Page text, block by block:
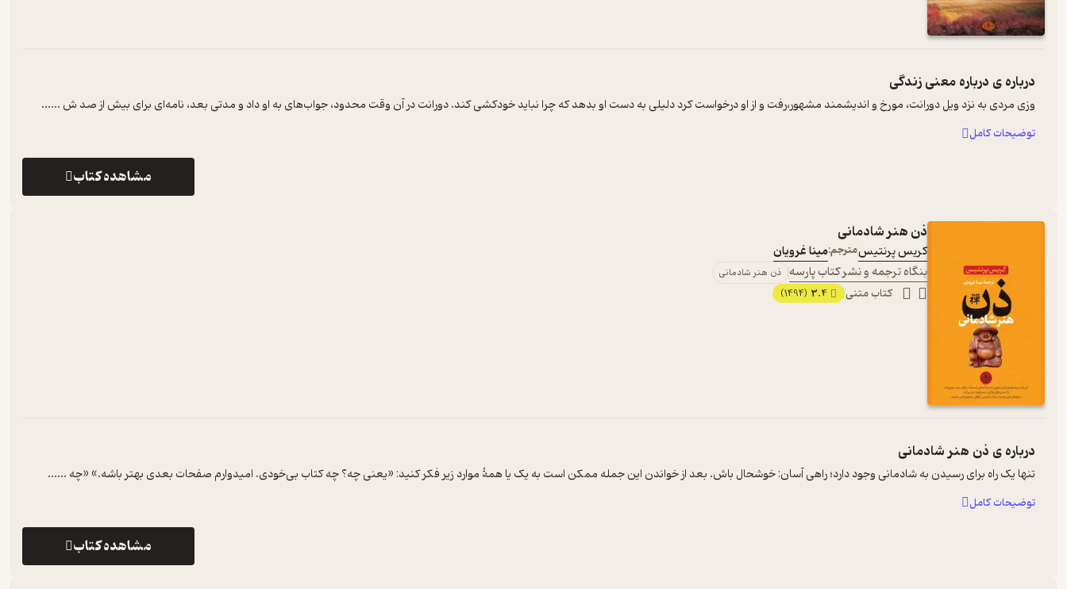
درباره ی درباره معنی زندگی
وزی مردی به نزد ویل دورانت، مورخ و اندیشمند مشهور،‌رفت و از او درخواست کرد دلیلی به دست او بدهد که چرا نباید خودکشی کند. دورانت در آن وقت محدود، جواب‌های به او داد و مدتی بعد، نامه‌ای برای بیش از صد ش ......
توضیحات کامل
مشاهده کتاب
ذن هنر شادمانی
کریس پرنتیسمترجم:مینا غرویان
بنگاه ترجمه و نشر کتاب پارسه
ذن هنر شادمانی
کتاب متنی 3.4
(1494)
درباره ی ذن هنر شادمانی
تنها یک راه برای رسیدن به شادمانی وجود دارد؛ راهی آسان:‌ خوشحال باش. بعد از خواندن این جمله ممکن است به یک یا همۀ موارد زیر فکر کنید:‌ «یعنی چه؟‌ چه کتاب بی‌خودی. امیدوارم صفحات بعدی بهتر باشه.» «چه ......
توضیحات کامل
مشاهده کتاب